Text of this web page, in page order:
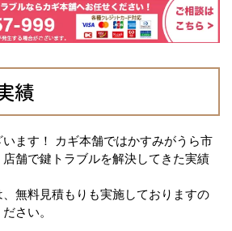
績
ます！ カギ本舗ではかすみがうら市
舗で鍵トラブルを解決してきた実績
無料見積もりも実施しておりますの
さい。